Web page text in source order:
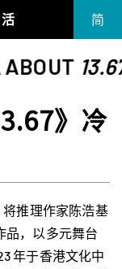
行》
学堂 2026》
演 2026
简
13.67
》冷
推理作家陈浩基
品，以多元舞台
年于香港文化中